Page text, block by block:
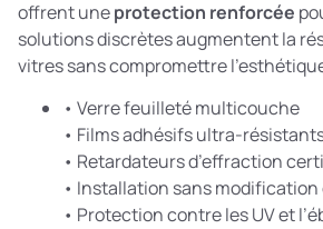
offrent uneprotection renforcée
solutions discrètes augmentent la
vitres sans compromettre
• Verre feuilleté multicouche
• Films adhésifs ultra-
• Retardateurs d’effraction
• Installation sans modification
• Protection contre les UV et